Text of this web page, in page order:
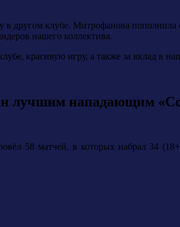
в другом клубе. Митрофанова
нашего коллектива.
красивую игру, а также за вклад в
лучшим нападающим
58 матчей, в которых набрал 34